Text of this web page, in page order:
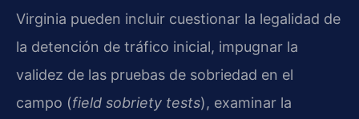
Virginia pueden incluir cuestionar la legalidad de
la detención de tráfico inicial, impugnar la
validez de las pruebas de sobriedad en el
campo (field sobriety tests), examinar la